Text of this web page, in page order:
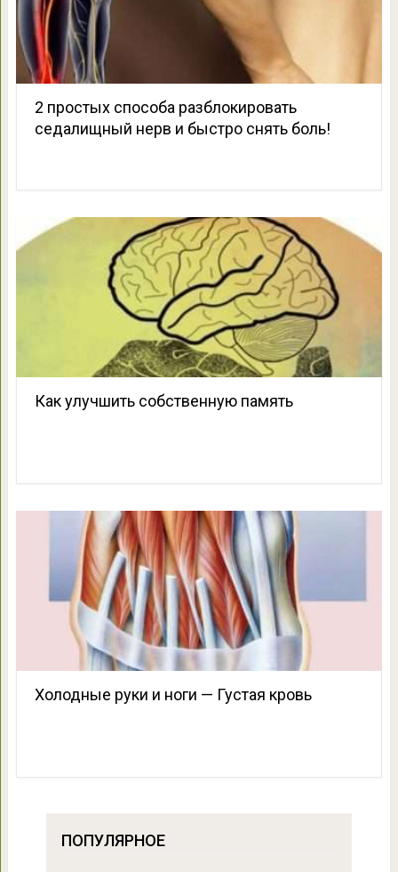
2 простых способа разблокировать
седалищный нерв и быстро снять боль!
Как улучшить собственную память
Холодные руки и ноги — Густая кровь
ПОПУЛЯРНОЕ